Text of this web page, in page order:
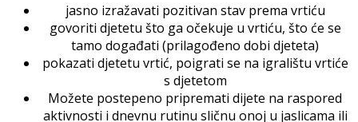
jasno izražavati pozitivan stav prema vrtiću
govoriti djetetu što ga očekuje u vrtiću, što će se
tamo događati (prilagođeno dobi djeteta)
pokazati djetetu vrtić, poigrati se na igralištu vrtiće
s djetetom
Možete postepeno pripremati dijete na raspored
aktivnosti i dnevnu rutinu sličnu onoj u jaslicama ili